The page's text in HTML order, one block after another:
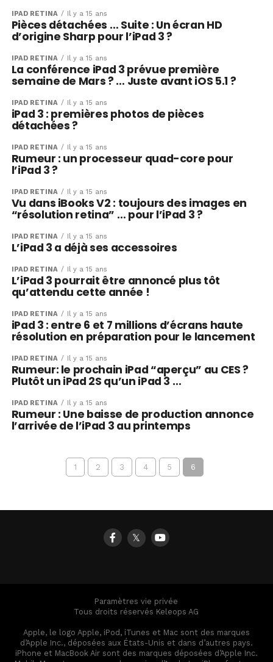
IPAD RÉTINA Il y a 15 ans
Pièces détachées … Suite : Un écran HD
d’origine Sharp pour l’iPad 3 ?
IPAD RÉTINA Il y a 15 ans
La conférence iPad 3 prévue première
semaine de Mars ? … Juste avant iOS 5.1 ?
IPAD RÉTINA Il y a 15 ans
iPad 3 : premières photos de pièces
détachées ?
IPAD RÉTINA Il y a 15 ans
Rumeur : un processeur quad-core pour
l’iPad 3 ?
IPAD RÉTINA Il y a 15 ans
Vu dans iBooks V2 : toujours des images en
“résolution retina” … pour l’iPad 3 ?
IPAD RÉTINA Il y a 15 ans
L’iPad 3 a déjà ses accessoires
IPAD RÉTINA Il y a 15 ans
L’iPad 3 pourrait être annoncé plus tôt
qu’attendu cette année !
IPAD RÉTINA Il y a 15 ans
iPad 3 : entre 6 et 7 millions d’écrans haute
résolution en préparation pour le lancement
IPAD RÉTINA Il y a 15 ans
Rumeur: le prochain iPad “aperçu” au CES ?
Plutôt un iPad 2S qu’un iPad 3 …
IPAD RÉTINA Il y a 15 ans
Rumeur : Une baisse de production annonce
l’arrivée de l’iPad 3 au printemps
1 2 3 4 5 6
𝕏
Paramètres vie privée
Tous droits réservés Keleops AG
Apple, le logo Apple, iPod, iTunes et Mac sont des marques
d’Apple Inc., déposées aux États-Unis et dans d’autres pays.
iPhone et MacBook Air sont des marques déposées d’Apple Inc.